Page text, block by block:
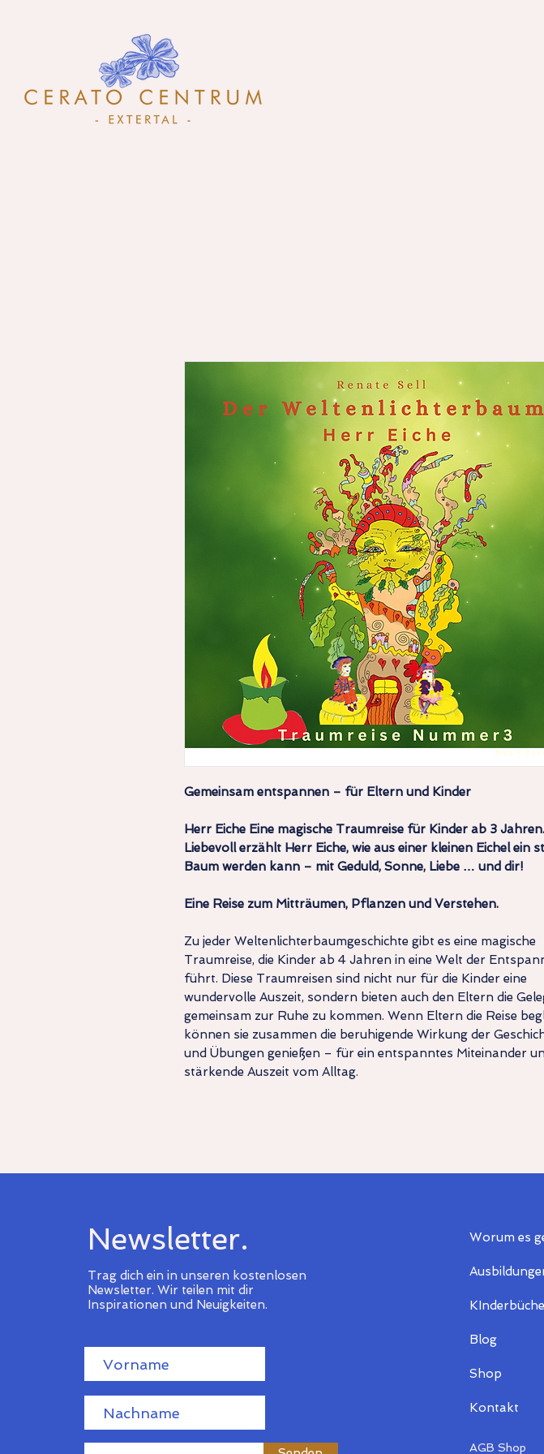
Gemeinsam entspannen – für Eltern und Kinder
Herr Eiche Eine magische Traumreise für Kinder ab 3 Jahren.
Liebevoll erzählt Herr Eiche, wie aus einer kleinen Eichel ein
Baum werden kann – mit Geduld, Sonne, Liebe … und dir!
Eine Reise zum Mitträumen, Pflanzen und Verstehen.
Zu jeder Weltenlichterbaumgeschichte gibt es eine magische
Traumreise, die Kinder ab 4 Jahren in eine Welt der
führt. Diese Traumreisen sind nicht nur für die Kinder eine
wundervolle Auszeit, sondern bieten auch den Eltern die
gemeinsam zur Ruhe zu kommen. Wenn Eltern die Reise
können sie zusammen die beruhigende Wirkung der
und Übungen genießen – für ein entspanntes Miteinander
stärkende Auszeit vom Alltag.
Newsletter.
Trag dich ein in unseren kostenlosen
Newsletter. Wir teilen mit dir
Inspirationen und Neuigkeiten.
Worum es
Blog
Shop
Kontakt
AGB Shop